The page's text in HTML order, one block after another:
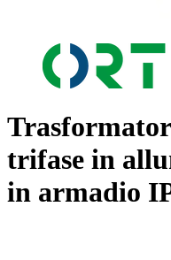
trifase in
in armadio